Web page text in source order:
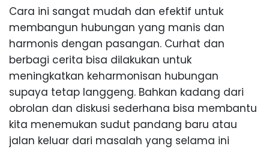
Cara ini sangat mudah dan efektif untuk
membangun hubungan yang manis dan
harmonis dengan pasangan. Curhat dan
berbagi cerita bisa dilakukan untuk
meningkatkan keharmonisan hubungan
supaya tetap langgeng. Bahkan kadang dari
obrolan dan diskusi sederhana bisa membantu
kita menemukan sudut pandang baru atau
jalan keluar dari masalah yang selama ini